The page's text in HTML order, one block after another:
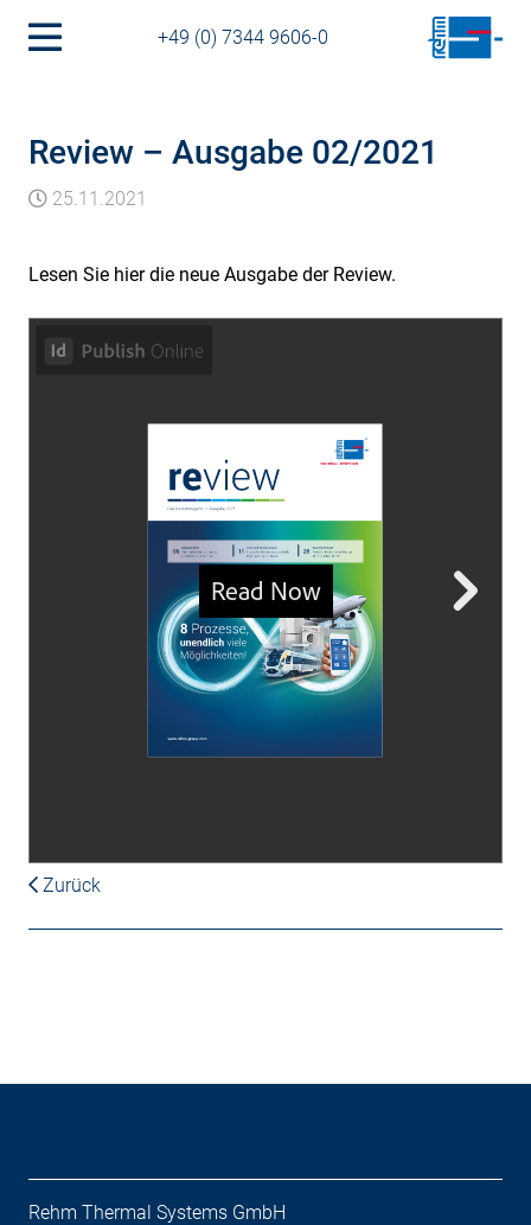
+49 (0) 7344 9606-0
Review – Ausgabe 02/2021
25.11.2021
Lesen Sie hier die neue Ausgabe der Review.
Zurück
Rehm Thermal Systems GmbH